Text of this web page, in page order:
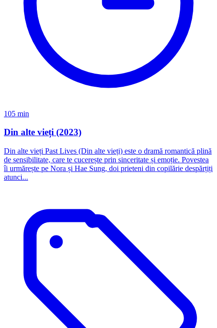
105 min
Din alte vieți (2023)
Din alte vieți Past Lives (Din alte vieți) este o dramă romantică plină
de sensibilitate, care te cucerește prin sinceritate și emoție. Povestea
îi urmărește pe Nora și Hae Sung, doi prieteni din copilărie despărțiți
atunci...